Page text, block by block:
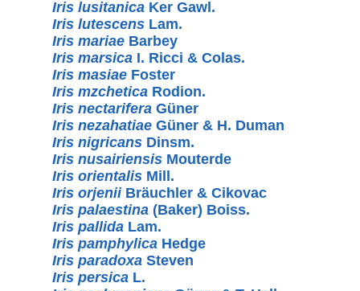
Iris lusitanica Ker Gawl.
Iris lutescens Lam.
Iris mariae Barbey
Iris marsica I. Ricci & Colas.
Iris masiae Foster
Iris mzchetica Rodion.
Iris nectarifera Güner
Iris nezahatiae Güner & H. Duman
Iris nigricans Dinsm.
Iris nusairiensis Mouterde
Iris orientalis Mill.
Iris orjeniiBräuchler & Cikovac
Iris palaestina (Baker) Boiss.
Iris pallida Lam.
Iris pamphylica Hedge
Iris paradoxa Steven
Iris persica L.